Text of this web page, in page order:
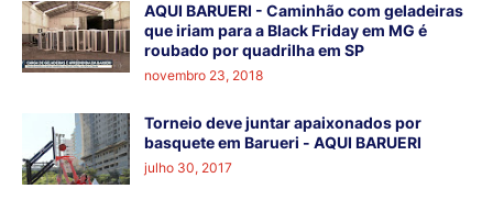
AQUI BARUERI - Caminhão com geladeiras
que iriam para a Black Friday em MG é
roubado por quadrilha em SP
novembro 23, 2018
Torneio deve juntar apaixonados por
basquete em Barueri - AQUI BARUERI
julho 30, 2017